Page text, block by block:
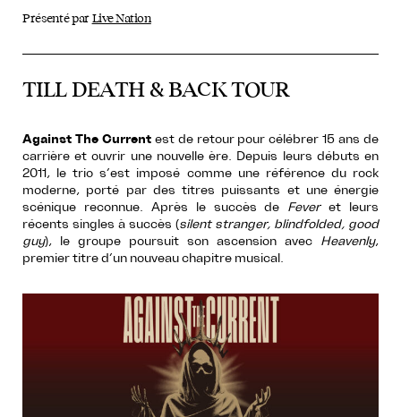
TILL DEATH & BACK TOUR
Against The Currentest de retour pour célébrer 15 ans de
carrière et ouvrir une nouvelle ère. Depuis leurs débuts en
2011, le trio s’est imposé comme une référence du rock
moderne, porté par des titres puissants et une énergie
scénique reconnue. Après le succès de Feveret leurs
récents singles à succès (silent stranger, blindfolded, good
guy), le groupe poursuit son ascension avec Heavenly,
premier titre d’un nouveau chapitre musical.
Présenté par Live Nation